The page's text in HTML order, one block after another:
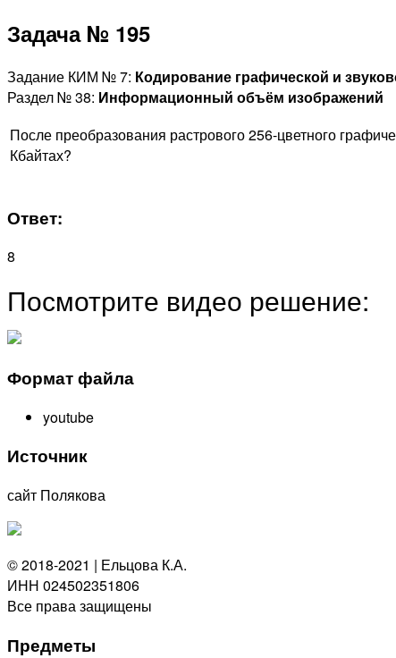
Задача № 195
Задание КИМ № 7: Кодирование графической и
Раздел № 38: Информационный объём изображений
После преобразования растрового 256-цветного
Кбайтах?
Ответ:
8
Посмотрите видео решение:
Формат файла
youtube
Источник
сайт Полякова
© 2018-2021 | Ельцова К.А.
ИНН 024502351806
Все права защищены
Предметы